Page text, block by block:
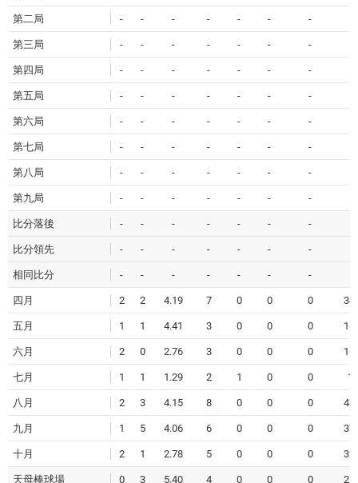
第二局 - - - - - - -
第三局 - - - - - - -
第四局 - - - - - - -
第五局 - - - - - - -
第六局 - - - - - - -
第七局 - - - - - - -
第八局 - - - - - - -
第九局 - - - - - - -
比分落後 - - - - - - -
比分領先 - - - - - - -
相同比分 - - - - - - -
四月 2 2 4.19 7 0 0 0
五月 1 1 4.41 3 0 0 0
六月 2 0 2.76 3 0 0 0
七月 1 1 1.29 2 1 0 0 14
八月 2 3 4.15 8 0 0 0
九月 1 5 4.06 6 0 0 0
十月 2 1 2.78 5 0 0 0
天母棒球場 0 3 5.40 4 0 0 0